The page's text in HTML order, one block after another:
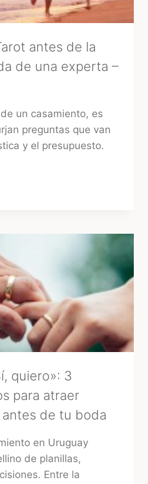
antes de la
de una experta –
un casamiento, es
preguntas que van
y el presupuesto.
quiero»: 3
para atraer
de tu boda
en Uruguay
de planillas,
Entre la